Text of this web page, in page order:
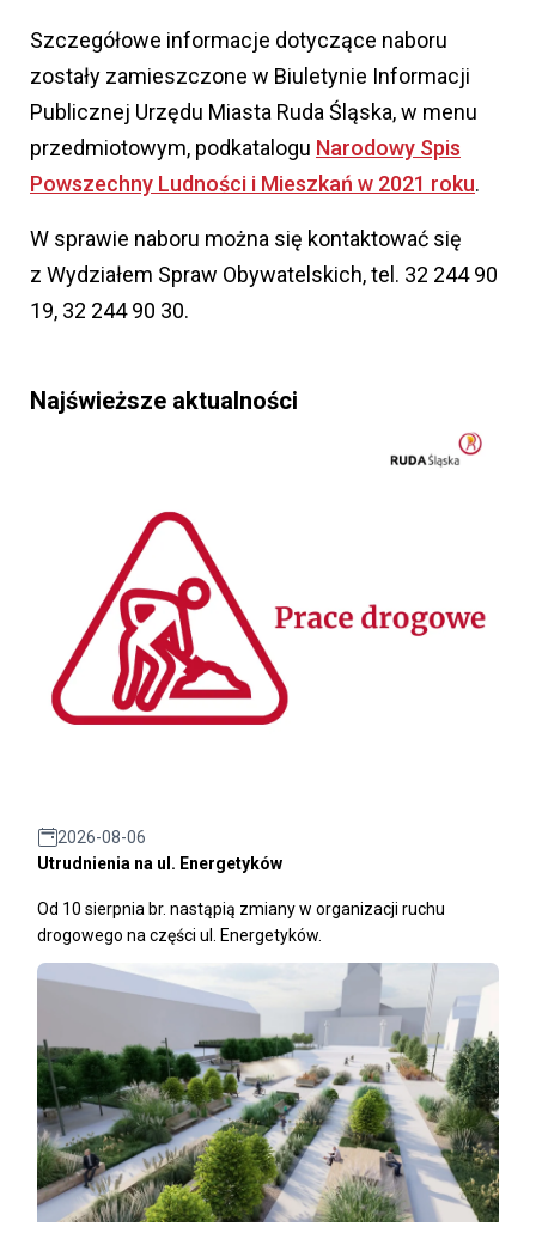
Szczegółowe informacje dotyczące naboru
zostały zamieszczone w Biuletynie Informacji
Publicznej Urzędu Miasta Ruda Śląska, w menu
przedmiotowym, podkatalogu Narodowy Spis
Powszechny Ludności i Mieszkań w 2021 roku.
W sprawie naboru można się kontaktować się
z Wydziałem Spraw Obywatelskich, tel. 32 244 90
19, 32 244 90 30.
Najświeższe aktualności
2026-08-06
Utrudnienia na ul. Energetyków
Od 10 sierpnia br. nastąpią zmiany w organizacji ruchu
drogowego na części ul. Energetyków.